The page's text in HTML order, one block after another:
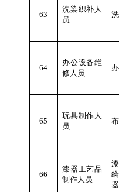
63
洗染织补人
员
64
办公设备维
修人员
65
玩具制作人
员
66
漆器工艺品
制作人员